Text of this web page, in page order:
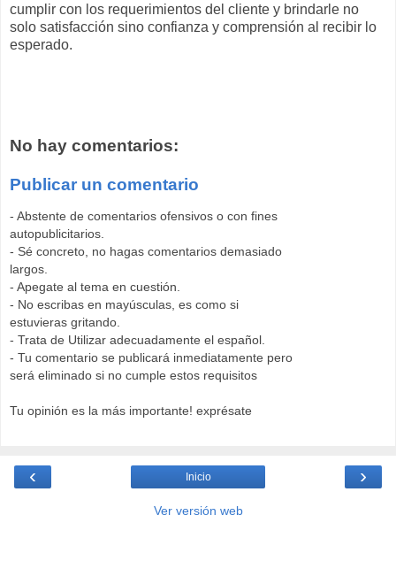
cumplir con los requerimientos del cliente y brindarle no
solo satisfacción sino confianza y comprensión al recibir lo
esperado.
No hay comentarios:
Publicar un comentario
- Abstente de comentarios ofensivos o con fines
autopublicitarios.
- Sé concreto, no hagas comentarios demasiado
largos.
- Apegate al tema en cuestión.
- No escribas en mayúsculas, es como si
estuvieras gritando.
- Trata de Utilizar adecuadamente el español.
- Tu comentario se publicará inmediatamente pero
será eliminado si no cumple estos requisitos
Tu opinión es la más importante! exprésate
‹ ›
Inicio
Ver versión web